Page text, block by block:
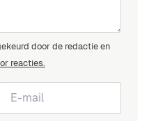
door de redactie en
reacties.